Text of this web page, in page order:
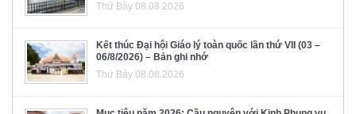
Thứ Bảy 08.08.2026
Kết thúc Đại hội Giáo lý toàn quốc lần thứ VII (03 –
06/8/2026) – Bản ghi nhớ
Thứ Bảy 08.08.2026